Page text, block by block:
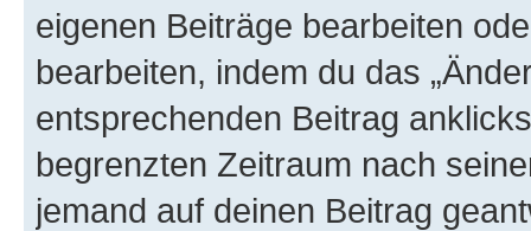
eigenen Beiträge bearbeiten
bearbeiten, indem du das
entsprechenden Beitrag
begrenzten Zeitraum nach
jemand auf deinen Beitrag